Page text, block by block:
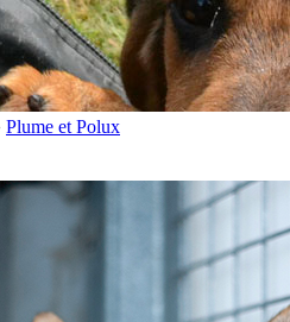
Plume et Polux